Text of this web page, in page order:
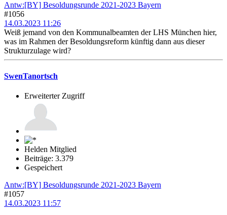
Antw:[BY] Besoldungsrunde 2021-2023 Bayern
#1056
14.03.2023 11:26
Weiß jemand von den Kommunalbeamten der LHS München hier,
was im Rahmen der Besoldungsreform künftig dann aus dieser
Strukturzulage wird?
SwenTanortsch
Erweiterter Zugriff
Helden Mitglied
Beiträge: 3.379
Gespeichert
Antw:[BY] Besoldungsrunde 2021-2023 Bayern
#1057
14.03.2023 11:57